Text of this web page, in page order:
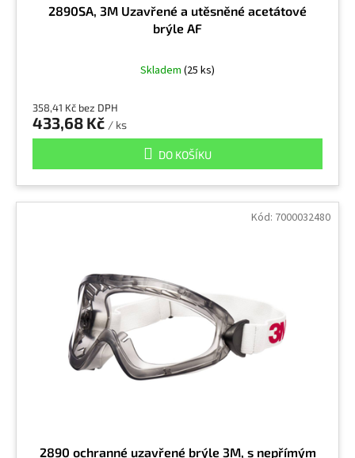
2890SA, 3M Uzavřené a utěsněné acetátové
brýle AF
Skladem (25 ks)
358,41 Kč bez DPH
433,68 Kč / ks
DO KOŠÍKU
2890 ochranné uzavřené brýle 3M, s nepřímým
Kód: 7000032480